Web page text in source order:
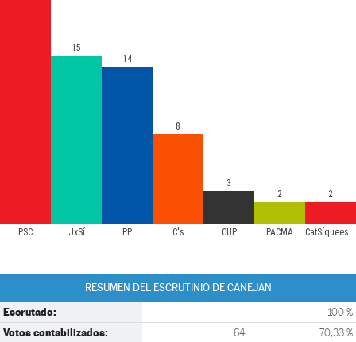
PSC JxSí PP C's CUP PACMA CatSíqueesPot
15
14
8
3
2
2
RESUMEN DEL ESCRUTINIO DE CANEJAN
Escrutado: 100 %
Votos contabilizados: 64 70,33 %